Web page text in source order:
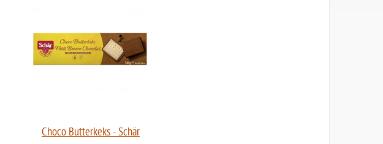
Choco Butterkeks - Schär